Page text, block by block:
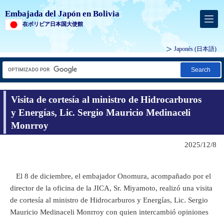
Embajada del Japón en Bolivia
在ボリビア日本国大使館
Japonés (日本語)
Search
Visita de cortesía al ministro de Hidrocarburos
y Energías, Lic. Sergio Mauricio Medinaceli
Monrroy
2025/12/8
El 8 de diciembre, el embajador Onomura, acompañado por el
director de la oficina de la JICA, Sr. Miyamoto, realizó una visita
de cortesía al ministro de Hidrocarburos y Energías, Lic. Sergio
Mauricio Medinaceli Monrroy con quien intercambió opiniones